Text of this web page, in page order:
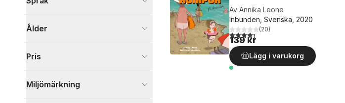
Visa fler
Ålder
Pris
Miljömärkning
Av Annika Leone
Inbunden, Svenska, 2020
4,3utav 5 stjärnor. Totalt antal röster:
(20)
139 kr
Lägg i varukorg